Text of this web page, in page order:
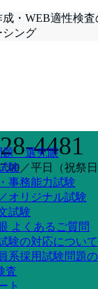
・WEB適性検
シング
4481
／平日（祝祭日
題 選究眼
験
事務能力試験
オリジナル試験
試験
よくあるご質問
験の対応について
系採用試験問題
査
ト